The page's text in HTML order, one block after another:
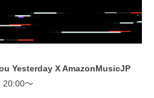
Yesterday X AmazonMusicJP
20:00〜